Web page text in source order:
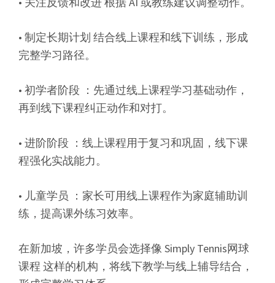
• 制定长期计划 结合线上课程和线下训练，形成
完整学习路径。
• 初学者阶段 ：先通过线上课程学习基础动作，
再到线下课程纠正动作和对打。
• 进阶阶段 ：线上课程用于复习和巩固，线下课
程强化实战能力。
• 儿童学员 ：家长可用线上课程作为家庭辅助训
练，提高课外练习效率。
在新加坡，许多学员会选择像 Simply Tennis网球
课程 这样的机构，将线下教学与线上辅导结合，